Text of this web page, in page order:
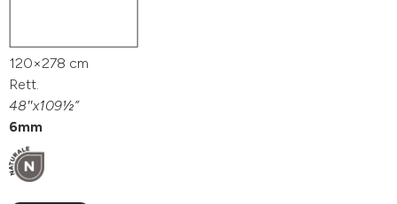
120×278 cm
Rett.
48″x109½”
6mm